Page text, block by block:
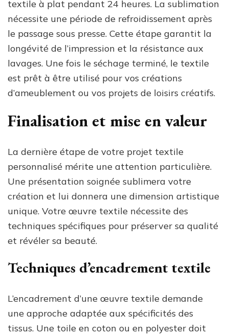
textile à plat pendant 24 heures. La sublimation
nécessite une période de refroidissement après
le passage sous presse. Cette étape garantit la
longévité de l’impression et la résistance aux
lavages. Une fois le séchage terminé, le textile
est prêt à être utilisé pour vos créations
d’ameublement ou vos projets de loisirs créatifs.
Finalisation et mise en valeur
La dernière étape de votre projet textile
personnalisé mérite une attention particulière.
Une présentation soignée sublimera votre
création et lui donnera une dimension artistique
unique. Votre œuvre textile nécessite des
techniques spécifiques pour préserver sa qualité
et révéler sa beauté.
Techniques d’encadrement textile
L’encadrement d’une œuvre textile demande
une approche adaptée aux spécificités des
tissus. Une toile en coton ou en polyester doit